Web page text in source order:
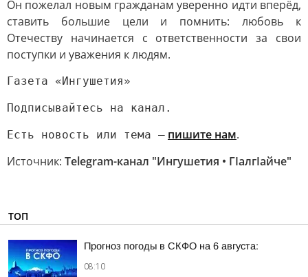
Он пожелал новым гражданам уверенно идти вперёд,
ставить большие цели и помнить: любовь к
Отечеству начинается с ответственности за свои
поступки и уважения к людям.
Газета «Ингушетия»
Подписывайтесь на канал.
Есть новость или тема — пишите нам.
Источник: Telegram-канал "Ингушетия • ГIалгIайче"
ТОП
Прогноз погоды в СКФО на 6 августа:
08:10